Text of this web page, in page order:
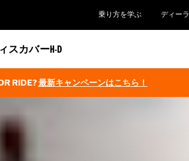
乗り方を学ぶ ディー
スカバーH-D
RIDE?最新キャンペーンはこちら！